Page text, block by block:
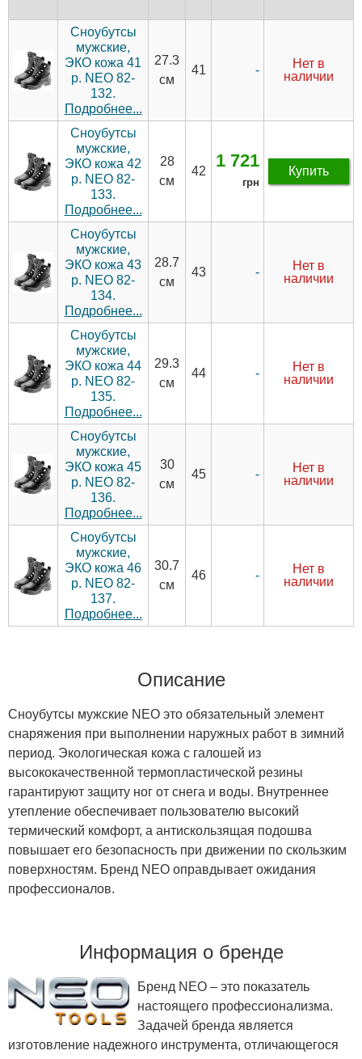
Сноубутсы
мужские,
ЭКО кожа 41
р. NEO 82-
132.
Подробнее...
27.3
см
41 -
Нет в
наличии
Сноубутсы
мужские,
ЭКО кожа 42
р. NEO 82-
133.
Подробнее...
28
см
42
1 721
грн
Купить
Сноубутсы
мужские,
ЭКО кожа 43
р. NEO 82-
134.
Подробнее...
28.7
см
43 -
Нет в
наличии
Сноубутсы
мужские,
ЭКО кожа 44
р. NEO 82-
135.
Подробнее...
29.3
см
44 -
Нет в
наличии
Сноубутсы
мужские,
ЭКО кожа 45
р. NEO 82-
136.
Подробнее...
30
см
45 -
Нет в
наличии
Сноубутсы
мужские,
ЭКО кожа 46
р. NEO 82-
137.
Подробнее...
30.7
см
46 -
Нет в
наличии
Описание
Сноубутсы мужские NEO это обязательный элемент
снаряжения при выполнении наружных работ в зимний
период. Экологическая кожа с галошей из
высококачественной термопластической резины
гарантируют защиту ног от снега и воды. Внутреннее
утепление обеспечивает пользователю высокий
термический комфорт, а антискользящая подошва
повышает его безопасность при движении по скользким
поверхностям. Бренд NEO оправдывает ожидания
профессионалов.
Информация о бренде
Бренд NEO – это показатель
настоящего профессионализма.
Задачей бренда является
изготовление надежного инструмента, отличающегося